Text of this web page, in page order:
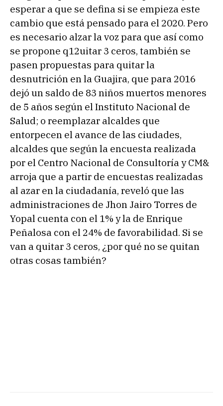
esperar a que se defina si se empieza este
cambio que está pensado para el 2020. Pero
es necesario alzar la voz para que así como
se propone q12uitar 3 ceros, también se
pasen propuestas para quitar la
desnutrición en la Guajira, que para 2016
dejó un saldo de 83 niños muertos menores
de 5 años según el Instituto Nacional de
Salud; o reemplazar alcaldes que
entorpecen el avance de las ciudades,
alcaldes que según la encuesta realizada
por el Centro Nacional de Consultoría y CM&
arroja que a partir de encuestas realizadas
al azar en la ciudadanía, reveló que las
administraciones de Jhon Jairo Torres de
Yopal cuenta con el 1% y la de Enrique
Peñalosa con el 24% de favorabilidad. Si se
van a quitar 3 ceros, ¿por qué no se quitan
otras cosas también?